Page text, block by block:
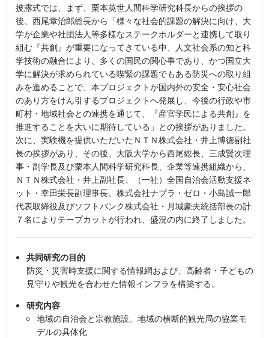
披露式では、まず、栗本英世人間科学研究科長からの挨拶の
後、西尾章治郎総長から「様々な社会的課題の解決に向け、大
学が企業や社団法人等多様なステークホルダーと連携して取り
組む『共創』が重要になってきている中、人文社会系の知と科
学技術の融合により、多くの国民の関心事であり、かつ国立大
学に解決が求められている喫緊の課題でもある防災への取り組
みを進めることで、本プロジェクトが国内外の安全・安心社会
のあり方をけん引するプロジェクトへ発展し、今後の行政や市
町村・地域社会との連携を通じて、『産官学民による共創』を
推進することを大いに期待している」との挨拶がありました。
次に、実験機を提供いただいたＮＴＮ株式会社・井上博徳副社
長の挨拶があり、その後、大阪大学から西尾総長、三成賢次理
事・副学長及び栗本人間科学研究科長、企業等連携組織から、
ＮＴＮ株式会社・井上副社長、（一社）全国自治会活動支援ネ
ット・幸田栄長副理事長、株式会社ナブラ・ゼロ・小島誠一郎
代表取締役及びソフトバンク株式会社・月城豪夫統括部長の計
７名によりテープカットが行われ、盛況の内に終了しました。
共同研究の目的
防災・災害時支援に関する情報網および、高齢者・子どもの
見守りや観光を合わせた情報インフラを構築する。
研究内容
地域の自治会と宗教施設、地域の横断的観光局の協業モ
デルの具体化